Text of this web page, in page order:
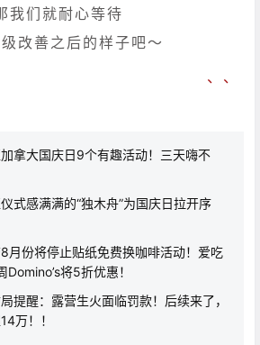
我们就耐心等待
改善之后的样子吧～
、、
拿大国庆日9个有趣活动！三天嗨不
式感满满的“独木舟”为国庆日拉开序
月份将停止贴纸免费换咖啡活动！爱吃
将5折优惠！
提醒：露营生火面临罚款！后续来了，
万！！